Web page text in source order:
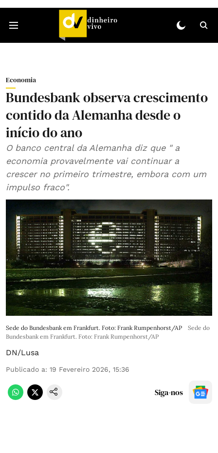
Economia
Bundesbank observa crescimento
contido da Alemanha desde o
início do ano
O banco central da Alemanha diz que " a
economia provavelmente vai continuar a
crescer no primeiro trimestre, embora com um
impulso fraco".
Sede do Bundesbank em Frankfurt. Foto: Frank Rumpenhorst/AP
Sede do
Bundesbank em Frankfurt. Foto: Frank Rumpenhorst/AP
DN/Lusa
Publicado a: 19 Fevereiro 2026, 15:36
Siga-nos